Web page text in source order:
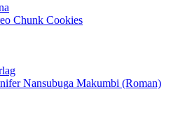
Chunk Cookies
Nansubuga Makumbi (Roman)